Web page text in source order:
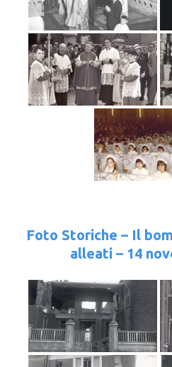
Foto Storiche – Il
alleati – 14